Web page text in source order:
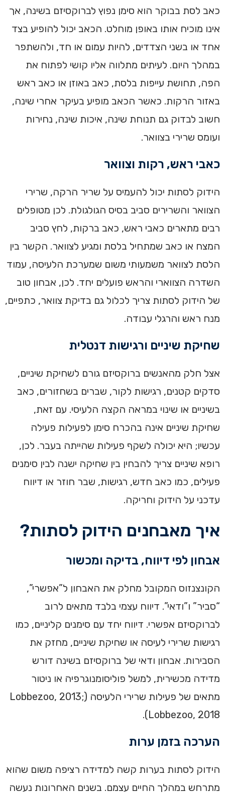
כאב לסת בבוקר הוא סימן נפוץ לברוקסיזם בשינה, אך
אינו מוכיח אותו באופן מוחלט. הכאב יכול להופיע בצד
אחד או בשני הצדדים, להיות עמום או חד, ולהשתפר
במהלך היום. לעיתים מתלווה אליו קושי לפתוח את
הפה, תחושת עייפות בלסת, כאב באוזן או כאב ראש
באזור הרקות. כאשר הכאב מופיע בעיקר אחרי שינה,
חשוב לבדוק גם תנוחת שינה, איכות שינה, נחירות
ועומס שרירי בצוואר.
כאבי ראש, רקות וצוואר
הידוק לסתות יכול להעמיס על שריר הרקה, שרירי
הצוואר והשרירים סביב בסיס הגולגולת. לכן מטופלים
רבים מתארים כאבי ראש, כאב ברקות, לחץ סביב
המצח או כאב שמתחיל בלסת ומגיע לצוואר. הקשר בין
הלסת לצוואר משמעותי משום שמערכת הלעיסה, עמוד
השדרה הצווארי והראש פועלים יחד. לכן, אבחון טוב
של הידוק לסתות צריך לכלול גם בדיקת צוואר, כתפיים,
מנח ראש והרגלי עבודה.
שחיקת שיניים ורגישות דנטלית
אצל חלק מהאנשים ברוקסיזם גורם לשחיקת שיניים,
סדקים קטנים, רגישות לקור, שברים בשחזורים, כאב
בשיניים או שינוי במראה הקצה הלעיסי. עם זאת,
שחיקת שיניים אינה בהכרח סימן לפעילות פעילה
עכשיו; היא יכולה לשקף פעילות שהייתה בעבר. לכן,
רופא שיניים צריך להבחין בין שחיקה ישנה לבין סימנים
פעילים, כמו כאב חדש, רגישות, שבר חוזר או דיווח
עדכני על הידוק וחריקה.
איך מאבחנים הידוק לסתות?
אבחון לפי דיווח, בדיקה ומכשור
הקונצנזוס המקובל מחלק את האבחון ל”אפשרי”,
“סביר” ו”ודאי”. דיווח עצמי בלבד מתאים לרוב
לברוקסיזם אפשרי. דיווח יחד עם סימנים קליניים, כמו
רגישות שרירי לעיסה או שחיקת שיניים, מחזק את
הסבירות. אבחון ודאי של ברוקסיזם בשינה דורש
מדידה מכשירית, למשל פוליסומנוגרפיה או ניטור
מתאים של פעילות שרירי הלעיסה (Lobbezoo, 2013;
Lobbezoo, 2018).
הערכה בזמן ערות
הידוק לסתות בערות קשה למדידה רציפה משום שהוא
מתרחש במהלך החיים עצמם. בשנים האחרונות נעשה